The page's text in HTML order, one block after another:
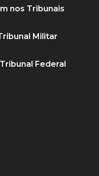
nos Tribunais
Militar
Federal